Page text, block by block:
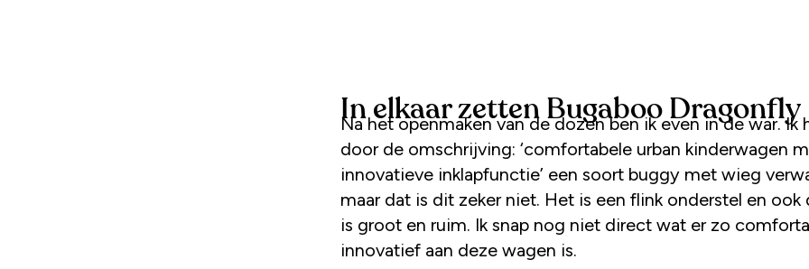
In elkaar zetten Bugaboo Dragonfly
Na het openmaken van de dozen ben ik even in de war. Ik
door de omschrijving: ‘comfortabele urban kinderwagen
innovatieve inklapfunctie’ een soort buggy met wieg
maar dat is dit zeker niet. Het is een flink onderstel en ook
is groot en ruim. Ik snap nog niet direct wat er zo
innovatief aan deze wagen is.